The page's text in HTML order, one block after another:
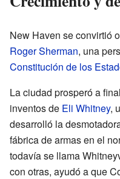
New Haven se convirtió
Roger Sherman, una
Constitución de los
La ciudad prosperó a
inventos de Eli Whitney,
desarrolló la
fábrica de armas en el
todavía se llama
con otras, ayudó a que